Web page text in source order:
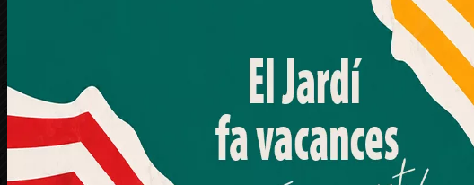
creu que podria venir de la imatge de l’eucaristia en el
O bé del simbolisme entre l’ou i la fertilitat en plena
ballar l’ou justament en aquesta estació de l’any dona
visió.
de l’ou damunt un brollador d’aigua amb guarniments
l’imaginari col·lectiu de la ciutat.
tecnologies similars per emmagatzemar, accedir i
processar dades personals com la seva visita a aquest lloc
web. Pot retirar el seu consentiment o oposar-se al
processament de dades basat en interessos legítims en
qualsevol moment fent clic a "Ajustos de cookies" o a la
nostra Política de privacitat en aquest lloc web. Si cliques
"acceptar" dones el teu consentiment
Més informació Acceptar Rebutjar tot